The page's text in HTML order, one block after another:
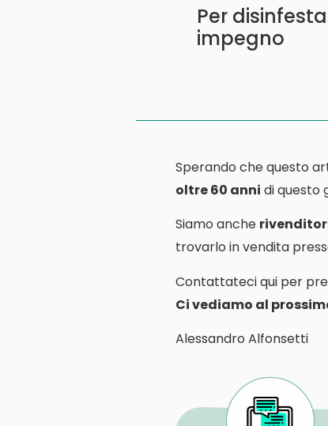
Per
impegno
Sperando che questo
oltre 60 anni di questo
Siamo anche
trovarlo in vendita
Contattateci qui per
Ci vediamo al
Alessandro Alfonsetti